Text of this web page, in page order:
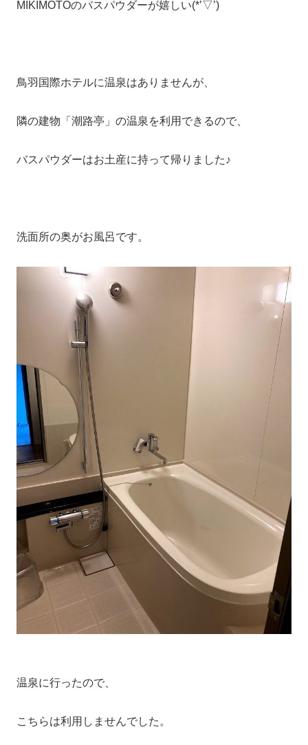
MIKIMOTOのバスパウダーが嬉しい(*’▽’)
鳥羽国際ホテルに温泉はありませんが、
隣の建物「潮路亭」の温泉を利用できるので、
バスパウダーはお土産に持って帰りました♪
洗面所の奥がお風呂です。
温泉に行ったので、
こちらは利用しませんでした。